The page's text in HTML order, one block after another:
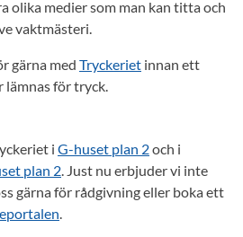
olika medier som man kan titta och
vaktmästeri.
gärna med Tryckeriet innan ett
lämnas för tryck.
i G-huset plan 2och i
plan 2. Just nu erbjuder vi inte
gärna för rådgivning eller boka ett
.